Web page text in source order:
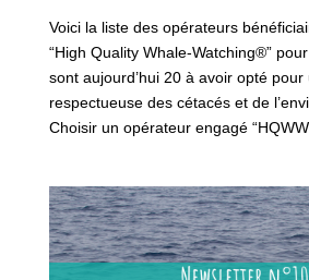
Voici la liste des opérateurs
“High Quality Whale-Watching®”
sont aujourd’hui 20 à avoir opté
respectueuse des cétacés et de
Choisir un opérateur engagé